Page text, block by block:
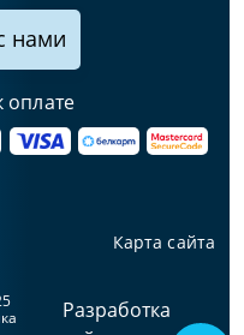
нами
Карта сайта
Разработка